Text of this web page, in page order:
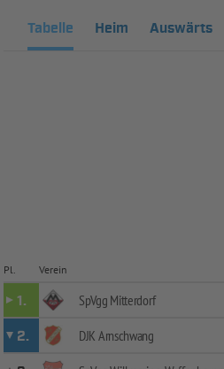
Tabelle Heim Auswärts
Pl. Verein
1. SpVgg Mitterdorf
2.
DJK Arnschwang